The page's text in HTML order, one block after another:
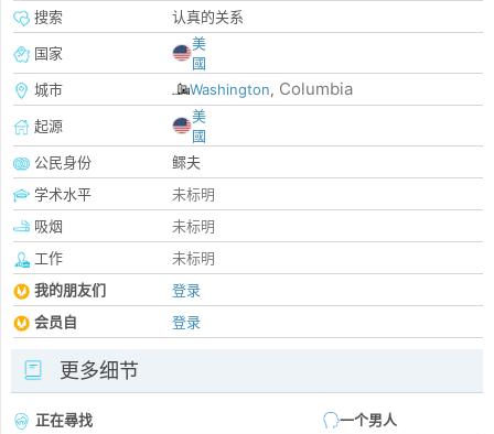
搜索
认真的关系
国家
美
國
城市
Washington, Columbia
起源
美
國
公民身份
鳏夫
学术水平
未标明
吸烟
未标明
工作
未标明
我的朋友们
登录
会员自
登录
更多细节
正在尋找
一个男人